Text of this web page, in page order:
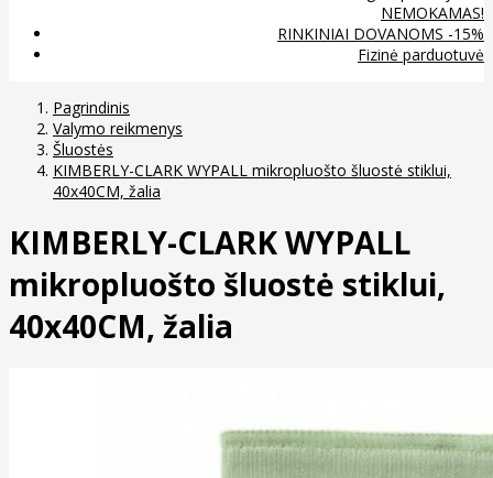
NEMOKAMAS!
RINKINIAI DOVANOMS -15%
Fizinė parduotuvė
Pagrindinis
Valymo reikmenys
Šluostės
KIMBERLY-CLARK WYPALL mikropluošto šluostė stiklui,
40x40CM, žalia
KIMBERLY-CLARK WYPALL
mikropluošto šluostė stiklui,
40x40CM, žalia